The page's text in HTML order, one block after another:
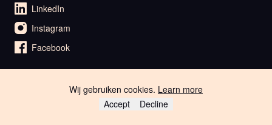
LinkedIn
Instagram
Facebook
🇬🇧 EnglishWij gebruiken cookies. Learn more
Accept
Decline